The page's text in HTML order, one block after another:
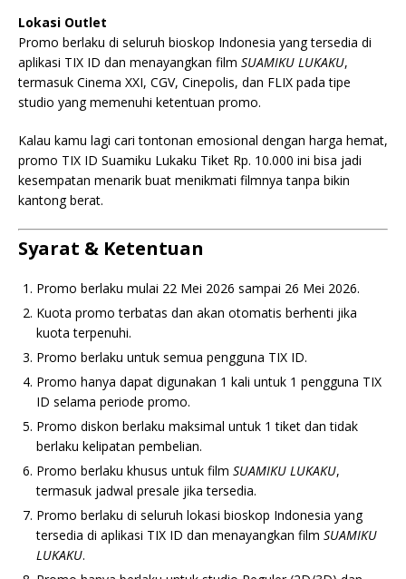
Lokasi Outlet
Promo berlaku di seluruh bioskop Indonesia yang tersedia di
aplikasi TIX ID dan menayangkan film SUAMIKU LUKAKU,
termasuk Cinema XXI, CGV, Cinepolis, dan FLIX pada tipe
studio yang memenuhi ketentuan promo.
Kalau kamu lagi cari tontonan emosional dengan harga hemat,
promo TIX ID Suamiku Lukaku Tiket Rp. 10.000 ini bisa jadi
kesempatan menarik buat menikmati filmnya tanpa bikin
kantong berat.
Syarat & Ketentuan
Promo berlaku mulai 22 Mei 2026 sampai 26 Mei 2026.
Kuota promo terbatas dan akan otomatis berhenti jika
kuota terpenuhi.
Promo berlaku untuk semua pengguna TIX ID.
Promo hanya dapat digunakan 1 kali untuk 1 pengguna TIX
ID selama periode promo.
Promo diskon berlaku maksimal untuk 1 tiket dan tidak
berlaku kelipatan pembelian.
Promo berlaku khusus untuk film SUAMIKU LUKAKU,
termasuk jadwal presale jika tersedia.
Promo berlaku di seluruh lokasi bioskop Indonesia yang
tersedia di aplikasi TIX ID dan menayangkan film SUAMIKU
LUKAKU.